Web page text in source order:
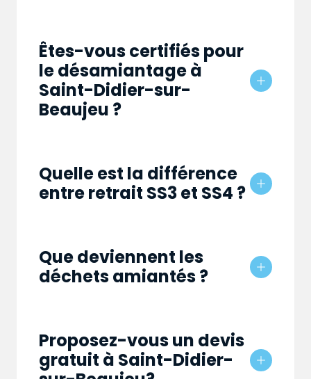
Êtes-vous certifiés pour
le désamiantage à
Saint-Didier-sur-
Beaujeu ?
Quelle est la différence
entre retrait SS3 et SS4 ?
Que deviennent les
déchets amiantés ?
Proposez-vous un devis
gratuit à Saint-Didier-